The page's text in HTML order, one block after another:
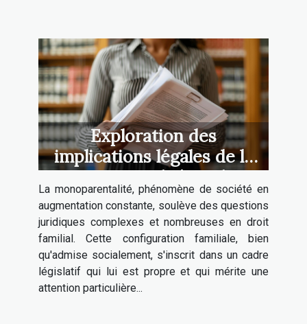
Exploration des
implications légales de la
monoparentalité en droit
familial
La monoparentalité, phénomène de société en
augmentation constante, soulève des questions
juridiques complexes et nombreuses en droit
familial. Cette configuration familiale, bien
qu'admise socialement, s'inscrit dans un cadre
législatif qui lui est propre et qui mérite une
attention particulière...